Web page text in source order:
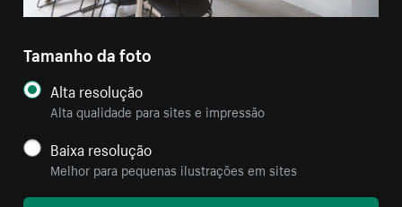
Tamanho da foto
Alta resolução
Alta qualidade para sites e impressão
Baixa resolução
Melhor para pequenas ilustrações em sites